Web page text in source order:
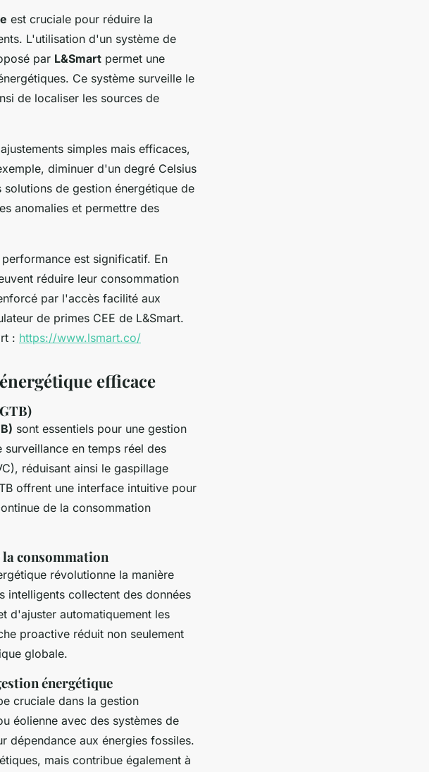
est cruciale pour réduire la
L'utilisation d'un système de
par L&Smart permet une
Ce système surveille le
de localiser les sources de
simples mais efficaces,
diminuer d'un degré Celsius
de gestion énergétique de
anomalies et permettre des
performance est significatif. En
réduire leur consommation
par l'accès facilité aux
de primes CEE de L&Smart.
: https://www.lsmart.co/
efficace
sont essentiels pour une gestion
en temps réel des
réduisant ainsi le gaspillage
offrent une interface intuitive pour
de la consommation
consommation
révolutionne la manière
intelligents collectent des données
d'ajuster automatiquement les
proactive réduit non seulement
globale.
énergétique
cruciale dans la gestion
éolienne avec des systèmes de
dépendance aux énergies fossiles.
mais contribue également à